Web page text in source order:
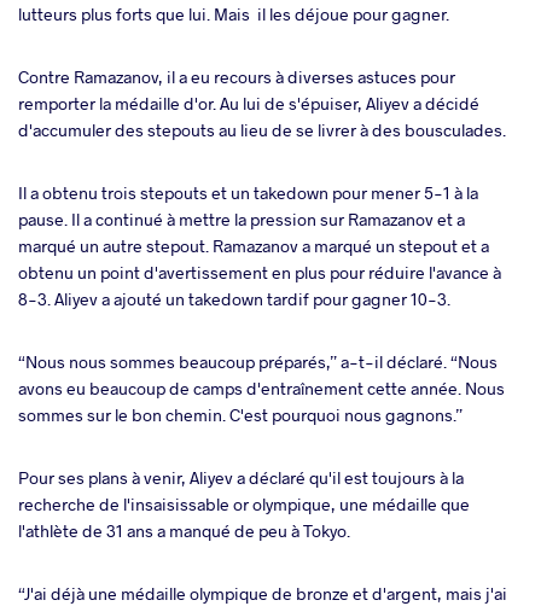
lutteurs plus forts que lui. Mais il les déjoue pour gagner.
Contre Ramazanov, il a eu recours à diverses astuces pour
remporter la médaille d'or. Au lui de s'épuiser, Aliyev a décidé
d'accumuler des stepouts au lieu de se livrer à des bousculades.
Il a obtenu trois stepouts et un takedown pour mener 5-1 à la
pause. Il a continué à mettre la pression sur Ramazanov et a
marqué un autre stepout. Ramazanov a marqué un stepout et a
obtenu un point d'avertissement en plus pour réduire l'avance à
8-3. Aliyev a ajouté un takedown tardif pour gagner 10-3.
“Nous nous sommes beaucoup préparés,” a-t-il déclaré. “Nous
avons eu beaucoup de camps d'entraînement cette année. Nous
sommes sur le bon chemin. C'est pourquoi nous gagnons.”
Pour ses plans à venir, Aliyev a déclaré qu'il est toujours à la
recherche de l'insaisissable or olympique, une médaille que
l'athlète de 31 ans a manqué de peu à Tokyo.
“J'ai déjà une médaille olympique de bronze et d'argent, mais j'ai